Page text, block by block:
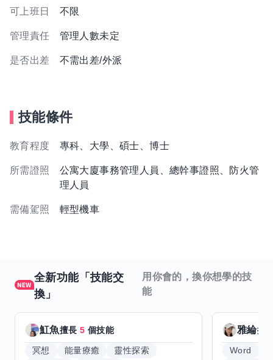
可上班日 不限
管理責任 管理人數未定
是否出差 不需出差/外派
技能條件
教育程度 專科、大學、碩士、博士
所需證照
公寓大廈事務管理人員、總幹事證照、防火管
理人員
需備駕照 輕型機車
全新功能「技能交
換」
用你會的，換你想學的技
能
魟魚擅長5 個技能
冥想 能量療癒
靈性探索
雅綸擅
Word